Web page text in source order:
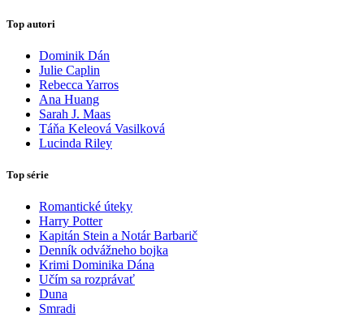
Top autori
Dominik Dán
Julie Caplin
Rebecca Yarros
Ana Huang
Sarah J. Maas
Táňa Keleová Vasilková
Lucinda Riley
Top série
Romantické úteky
Harry Potter
Kapitán Stein a Notár Barbarič
Denník odvážneho bojka
Krimi Dominika Dána
Učím sa rozprávať
Duna
Smradi